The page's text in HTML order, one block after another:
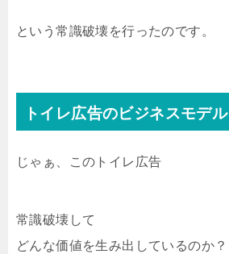
という常識破壊を行ったのです。
トイレ広告のビジネスモデル
じゃぁ、このトイレ広告
常識破壊して
どんな価値を生み出しているのか？